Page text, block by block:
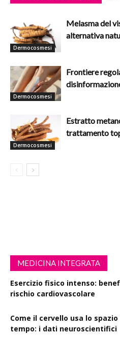
Dermocosmesi
Melasma del
alternativa
Dermocosmesi
Frontiere
Dermocosmesi
Estratto
trattamento
MEDICINA INTEGRATA
Esercizio fisico intenso:
rischio cardiovascolare
Come il cervello usa lo
tempo: i dati neuroscientifici